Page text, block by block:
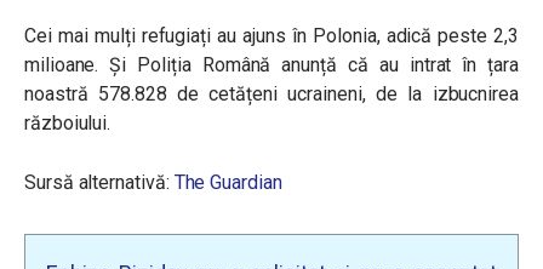
Cei mai mulți refugiați au ajuns în Polonia, adică peste 2,3
milioane. Și Poliția Română anunță că au intrat în țara
noastră 578.828 de cetățeni ucraineni, de la izbucnirea
războiului.
Sursă alternativă: The Guardian